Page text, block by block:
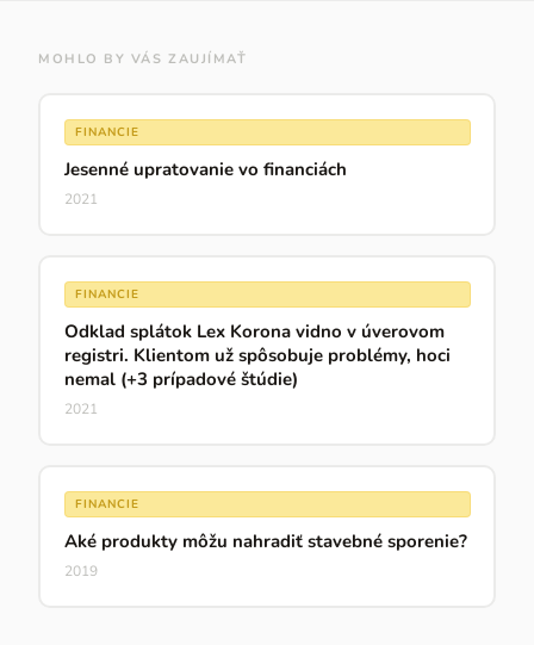
MOHLO BY VÁS ZAUJÍMAŤ
FINANCIE
Jesenné upratovanie vo financiách
2021
FINANCIE
Odklad splátok Lex Korona vidno v úverovom
registri. Klientom už spôsobuje problémy, hoci
nemal (+3 prípadové štúdie)
2021
FINANCIE
Aké produkty môžu nahradiť stavebné sporenie?
2019